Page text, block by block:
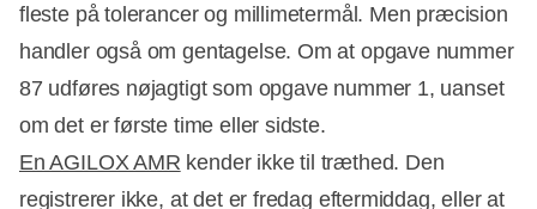
fleste på tolerancer og millimetermål. Men præcision
handler også om gentagelse. Om at opgave nummer
87 udføres nøjagtigt som opgave nummer 1, uanset
om det er første time eller sidste.
En AGILOX AMR kender ikke til træthed. Den
registrerer ikke, at det er fredag eftermiddag, eller at